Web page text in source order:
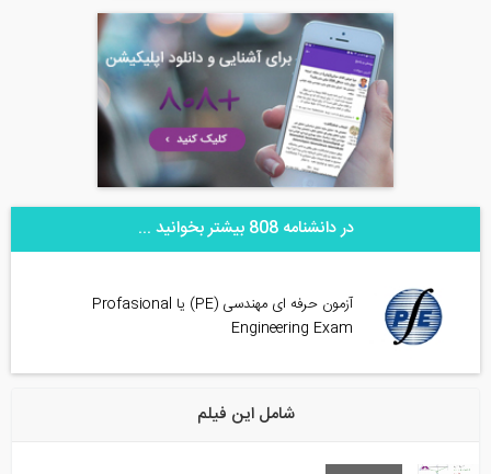
در دانشنامه 808 بیشتر بخوانید ...
آزمون حرفه ای مهندسی (PE) یا Profasional
Engineering Exam
شامل این فیلم